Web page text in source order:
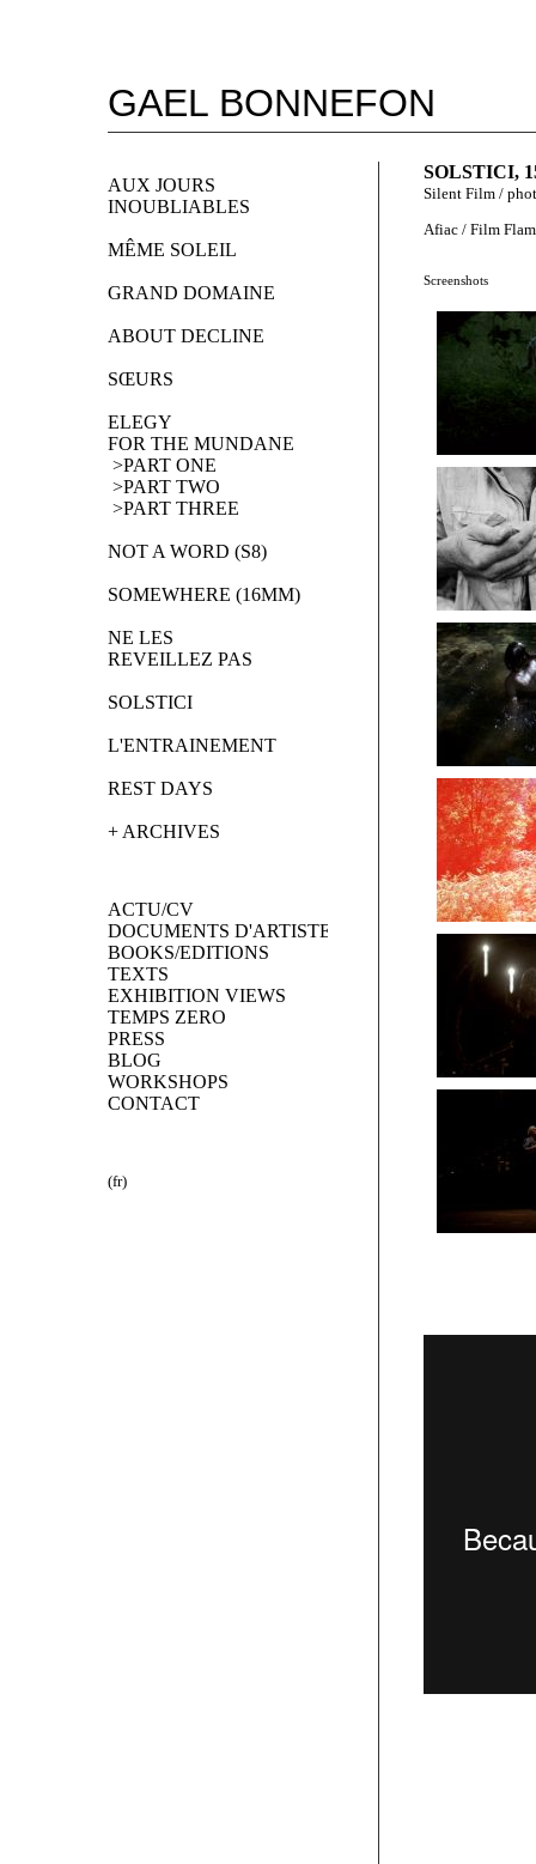
GAEL BONNEFON
AUX JOURS
INOUBLIABLES
MÊME SOLEIL
GRAND DOMAINE
ABOUT DECLINE
SŒURS
ELEGY
FOR THE MUNDANE
>PART ONE
>PART TWO
>PART THREE
NOT A WORD (S8)
SOMEWHERE (16MM)
NE LES
REVEILLEZ PAS
SOLSTICI
L'ENTRAINEMENT
REST DAYS
+ ARCHIVES
ACTU/CV
DOCUMENTS D'ARTISTES
BOOKS/EDITIONS
TEXTS
EXHIBITION VIEWS
TEMPS ZERO
PRESS
BLOG
WORKSHOPS
CONTACT
(fr)
SOLSTICI,
Silent Film /
Afiac / Film
Screenshots